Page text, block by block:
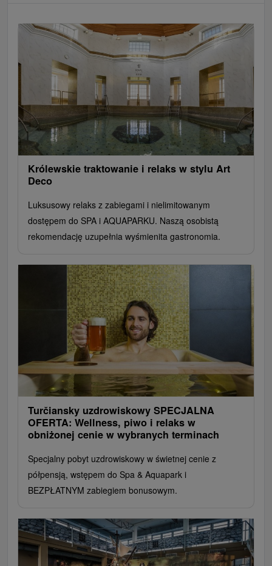
Królewskie traktowanie i relaks w stylu Art
Deco
Luksusowy relaks z zabiegami i nielimitowanym
dostępem do SPA i AQUAPARKU. Naszą osobistą
rekomendację uzupełnia wyśmienita gastronomia.
Turčiansky uzdrowiskowy SPECJALNA
OFERTA: Wellness, piwo i relaks w
obniżonej cenie w wybranych terminach
Specjalny pobyt uzdrowiskowy w świetnej cenie z
półpensją, wstępem do Spa & Aquapark i
BEZPŁATNYM zabiegiem bonusowym.